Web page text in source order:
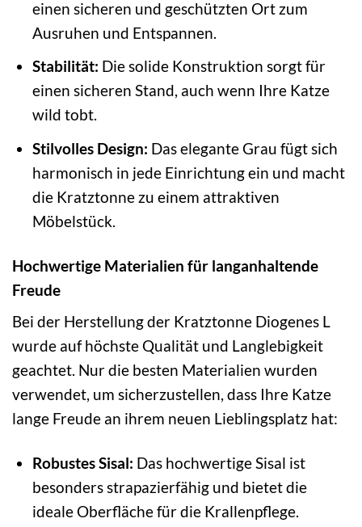
einen sicheren und geschützten Ort zum
Ausruhen und Entspannen.
Stabilität: Die solide Konstruktion sorgt für
einen sicheren Stand, auch wenn Ihre Katze
wild tobt.
Stilvolles Design: Das elegante Grau fügt sich
harmonisch in jede Einrichtung ein und macht
die Kratztonne zu einem attraktiven
Möbelstück.
Hochwertige Materialien für langanhaltende
Freude
Bei der Herstellung der Kratztonne Diogenes L
wurde auf höchste Qualität und Langlebigkeit
geachtet. Nur die besten Materialien wurden
verwendet, um sicherzustellen, dass Ihre Katze
lange Freude an ihrem neuen Lieblingsplatz hat:
Robustes Sisal: Das hochwertige Sisal ist
besonders strapazierfähig und bietet die
ideale Oberfläche für die Krallenpflege.